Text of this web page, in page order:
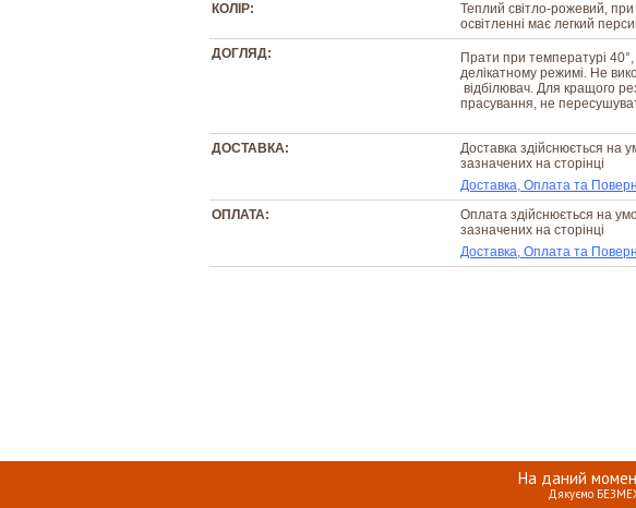
На даний
Дякуємо
КОЛІР:
Теплий світло-рожевий,
освітленні має легкий
ДОГЛЯД:
Прати при температурі
делікатному режимі. Не
відбілювач. Для кращого
прасування, не
ДОСТАВКА:
Доставка здійснюється на
зазначених на сторінці
Доставка, Оплата та
ОПЛАТА:
Оплата здійснюється на
зазначених на сторінці
Доставка, Оплата та